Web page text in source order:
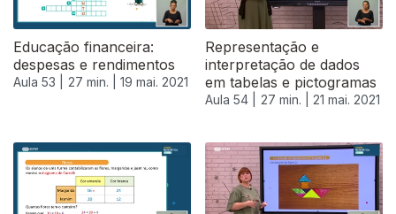
Educação financeira:
despesas e rendimentos
Aula 53 | 27 min. | 19 mai. 2021
Representação e
interpretação de dados
em tabelas e pictogramas
Aula 54 | 27 min. | 21 mai. 2021